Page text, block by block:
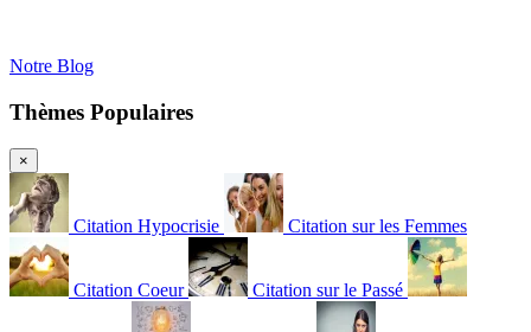
Notre Blog
Thèmes Populaires
×
Citation Hypocrisie Citation sur les Femmes
Citation Coeur Citation sur le Passé